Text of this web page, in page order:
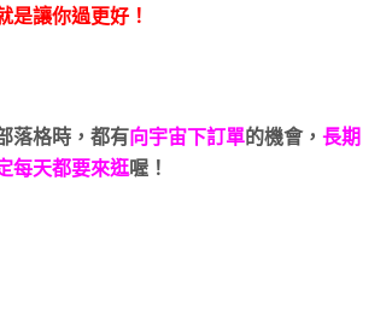
是讓你過更好！
落格時，都有向宇宙下訂單的機會，長期
每天都要來逛喔！